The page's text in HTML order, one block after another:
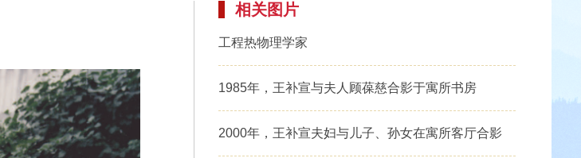
相关图片
工程热物理学家
1985年，王补宣与夫人顾葆慈合影于寓所书房
2000年，王补宣夫妇与儿子、孙女在寓所客厅合影